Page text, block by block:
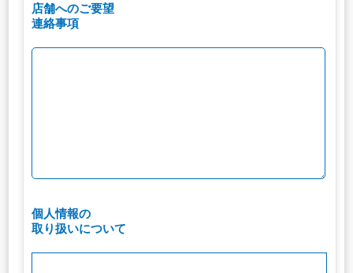
店舗へのご要望
連絡事項
個人情報の
取り扱いについて